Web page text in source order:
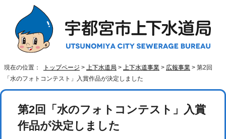
現在の位置： トップページ > 上下水道局 > 上下水道事業 > 広報事業 > 第2回
「水のフォトコンテスト」入賞作品が決定しました
第2回「水のフォトコンテスト」入賞
作品が決定しました